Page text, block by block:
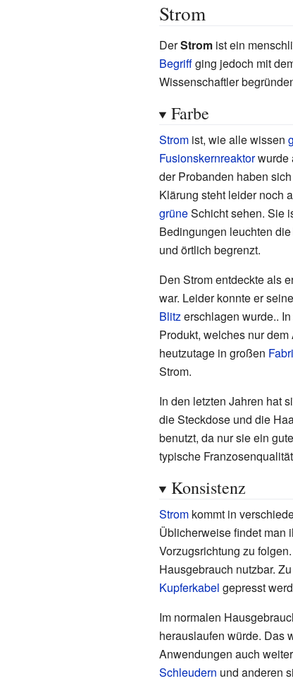
Strom
DerStromist ein
Begriffging jedoch mit
Wissenschaftler
Farbe
Stromist, wie alle wissen
Fusionskernreaktorwurde
der Probanden haben
Klärung steht leider noch
grüneSchicht sehen. Sie
Bedingungen leuchten
und örtlich begrenzt.
Den Strom entdeckte als
war. Leider konnte er
Blitz erschlagen wurde..
Produkt, welches nur
heutzutage in großen
Strom.
In den letzten Jahren hat
die Steckdose und die
benutzt, da nur sie ein
typische
Konsistenz
Stromkommt in
Üblicherweise findet man
Vorzugsrichtung zu
Hausgebrauch nutzbar.
Kupferkabel gepresst
Im normalen
herauslaufen würde. Das
Anwendungen auch
Schleudern und anderen